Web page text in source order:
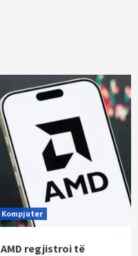
Kompjuter
AMD regjistroi të